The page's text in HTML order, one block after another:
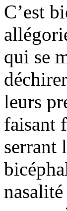
C’est
qui se
leurs
faisant
serrant